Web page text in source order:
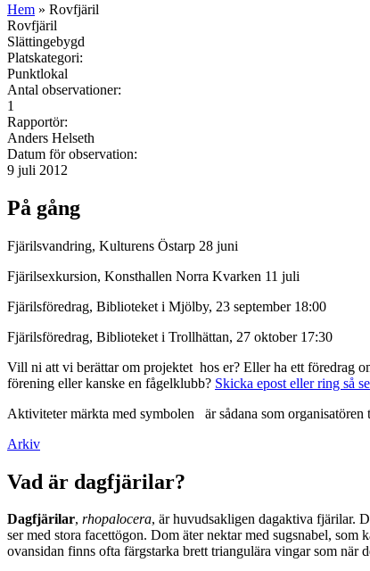
Hem » Rovfjäril
Rovfjäril
Slättingebygd
Platskategori:
Punktlokal
Antal observationer:
1
Rapportör:
Anders Helseth
Datum för observation:
9 juli 2012
På gång
Fjärilsvandring, Kulturens Östarp 28 juni
Fjärilsexkursion, Konsthallen Norra Kvarken 11 juli
Fjärilsföredrag, Biblioteket i Mjölby, 23 september 18:00
Fjärilsföredrag, Biblioteket i Trollhättan, 27 oktober 17:30
Vill ni att vi berättar om projektet hos er? Eller ha ett föredrag
förening eller kanske en fågelklubb? Skicka epost eller ring så
Aktiviteter märkta med symbolen
är sådana som
Arkiv
Vad är dagfjärilar?
Dagfjärilar, rhopalocera, är huvudsakligen dagaktiva fjärilar.
ser med stora facettögon. Dom äter nektar med sugsnabel,
ovansidan finns ofta färgstarka brett triangulära vingar som när